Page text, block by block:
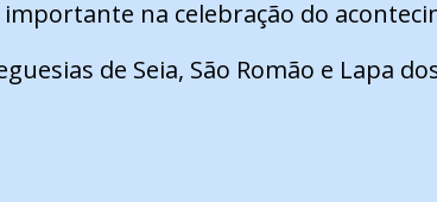
na celebração do
de Seia, São Romão e Lapa